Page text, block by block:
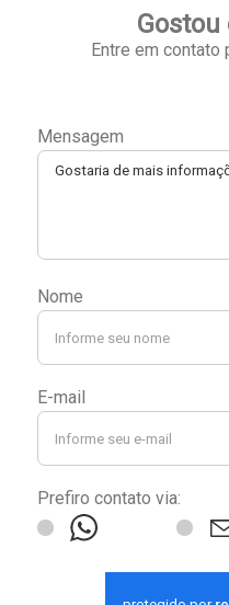
Gostou
Entre em contato
Mensagem
Nome
E-mail
Prefiro contato via: